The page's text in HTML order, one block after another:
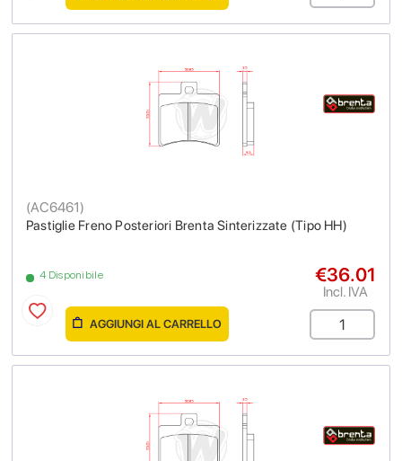
Pastiglie Freno Posteriori Brenta Sinterizzate (Tipo HH)
(AC6461)
4 Disponibile €36.01
Incl. IVA
AGGIUNGI AL CARRELLO